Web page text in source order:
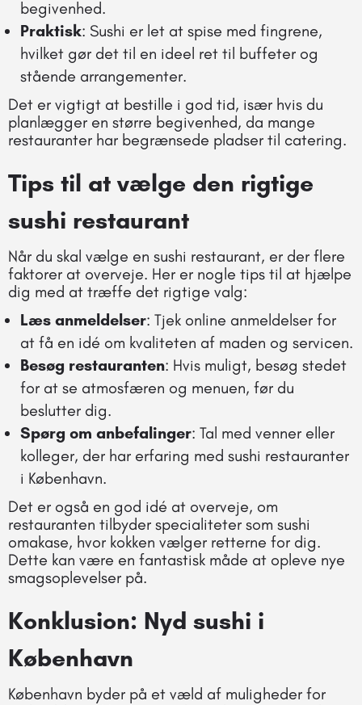
begivenhed.
Praktisk: Sushi er let at spise med fingrene,
hvilket gør det til en ideel ret til buffeter og
stående arrangementer.
Det er vigtigt at bestille i god tid, især hvis du
planlægger en større begivenhed, da mange
restauranter har begrænsede pladser til catering.
Tips til at vælge den rigtige
sushi restaurant
Når du skal vælge en sushi restaurant, er der flere
faktorer at overveje. Her er nogle tips til at hjælpe
dig med at træffe det rigtige valg:
Læs anmeldelser: Tjek online anmeldelser for
at få en idé om kvaliteten af maden og servicen.
Besøg restauranten: Hvis muligt, besøg stedet
for at se atmosfæren og menuen, før du
beslutter dig.
Spørg om anbefalinger: Tal med venner eller
kolleger, der har erfaring med sushi restauranter
i København.
Det er også en god idé at overveje, om
restauranten tilbyder specialiteter som sushi
omakase, hvor kokken vælger retterne for dig.
Dette kan være en fantastisk måde at opleve nye
smagsoplevelser på.
Konklusion: Nyd sushi i
København
København byder på et væld af muligheder for